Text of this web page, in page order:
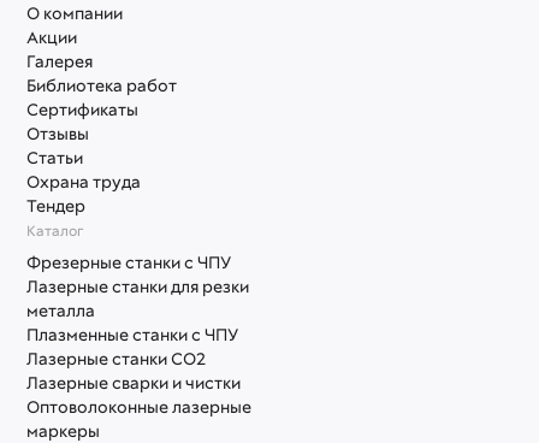
О компании
Акции
Галерея
Библиотека работ
Сертификаты
Отзывы
Статьи
Охрана труда
Тендер
Каталог
Фрезерные станки с ЧПУ
Лазерные станки для резки
металла
Плазменные станки с ЧПУ
Лазерные станки СО2
Лазерные сварки и чистки
Оптоволоконные лазерные
маркеры